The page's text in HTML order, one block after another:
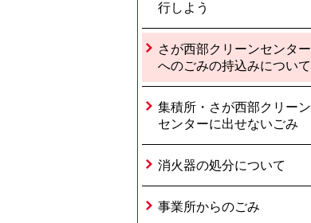
行しよう
さが西部クリーンセンター
へのごみの持込みについて
集積所・さが西部クリーン
センターに出せないごみ
消火器の処分について
事業所からのごみ